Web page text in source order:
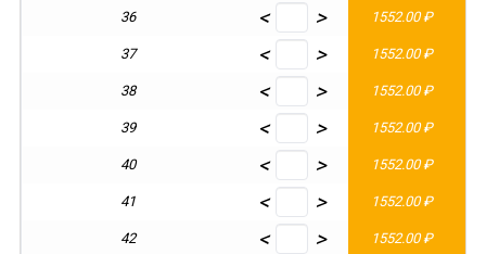
36 < > 1552.00 ₽
37 < > 1552.00 ₽
38 < > 1552.00 ₽
39 < > 1552.00 ₽
40 < > 1552.00 ₽
41 < > 1552.00 ₽
42 < > 1552.00 ₽